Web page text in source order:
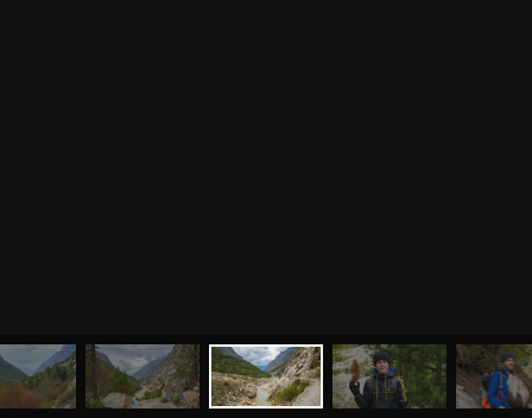
ЙОГА СЕМИНАРЫ МЕНЮ МАГАЗИН